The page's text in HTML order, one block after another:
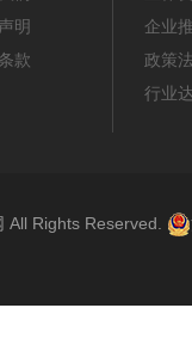
明
款
企业
政策
行业
All Rights Reserved.